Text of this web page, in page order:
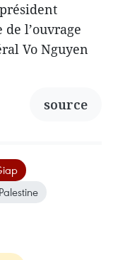
l’ouvrage
Vo Nguyen
source